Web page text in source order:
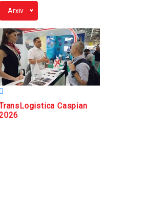
Arxiv
Caspian